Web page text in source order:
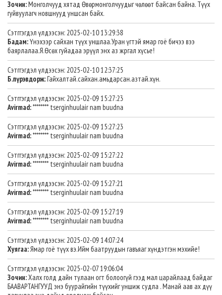
Зочин:Монголчууд хятад Өвөрмонголчуудыг чөлөөт байсан байна. Түүх
гуйвуулагч новшнууд уншсан байх.
Сэтггэгдэл үлдээсэн: 2025-02-10 13:29:38
Бадам:Үнэхээр сайхан түүх уншлаа.Уран үгтэй ямар гоё бичээ вээ
баярлалаа.Я.Өсөх гуйадаа эрүүл энх аз жргал хүсье!
Сэтггэгдэл үлдээсэн: 2025-02-10 12:37:25
Б.пүрэвдорж:Гайхалтай.сайхан.амьдарсан.азтай.хүн.
Сэтггэгдэл үлдээсэн: 2025-02-09 15:27:23
Avirmad:******** tserginhuulair nam buudna
Сэтггэгдэл үлдээсэн: 2025-02-09 15:27:23
Avirmad:******** tserginhuulair nam buudna
Сэтггэгдэл үлдээсэн: 2025-02-09 15:27:22
Avirmad:******** tserginhuulair nam buudna
Сэтггэгдэл үлдээсэн: 2025-02-09 15:27:21
Avirmad:******** tserginhuulair nam buudna
Сэтггэгдэл үлдээсэн: 2025-02-09 15:27:19
Avirmad:******** tserginhuulair nam buudna
Сэтггэгдэл үлдээсэн: 2025-02-09 14:07:24
Хуягаа:Ямар гоё түүх вэ.Ийм баатруудын гавъяаг хүндэтгэн мэхийе!
Сэтггэгдэл үлдээсэн: 2025-02-07 19:06:04
Зочин:Халх голд дайн тулаан огт болоогүй гээд мал царайлаад байдаг
БААВАРТАНГУУД энэ буурайгийн түүхийг уншиж судла . Манай аав ах дүү